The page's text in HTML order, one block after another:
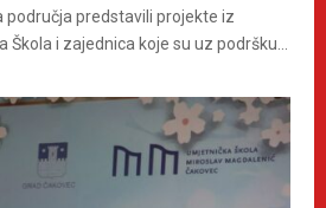
područja predstavili projekte iz
i zajednica koje su uz podršku...